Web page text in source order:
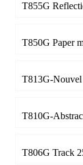
T855G
T850G Paper
T813G-Nouvel
T810G-
T806G Track